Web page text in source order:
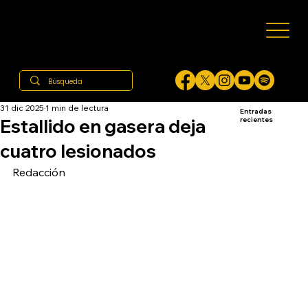
Estallido en gasera deja
cuatro lesionados
31 dic 2025 1 min de lectura
Redacción
Entradas
recientes